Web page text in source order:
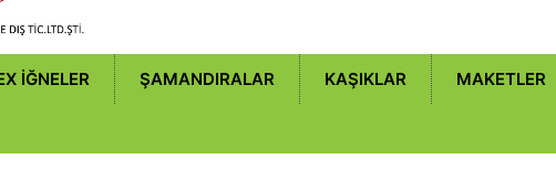
İĞNELER ŞAMANDIRALAR KAŞIKLAR MAKETLER